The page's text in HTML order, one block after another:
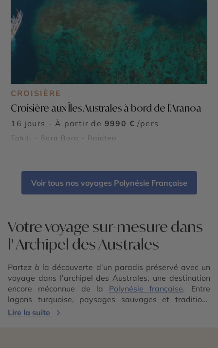
CROISIÈRE
Croisière aux Îles Australes à bord de l'Aranoa
16 jours - À partir de 9990 € /pers
Tahiti - Bora Bora - Raiatea
Voir tous nos voyages Polynésie Française
Votre voyage sur-mesure dans
l' Archipel des Australes
Partez à la découverte d’un paradis préservé avec un
voyage dans l’archipel des Australes, une destination
encore méconnue de la Polynésie française. Entre
lagons turquoise, paysages sauvages et traditions
locales, cet archipel promet une expérience authentique
Lire la suite